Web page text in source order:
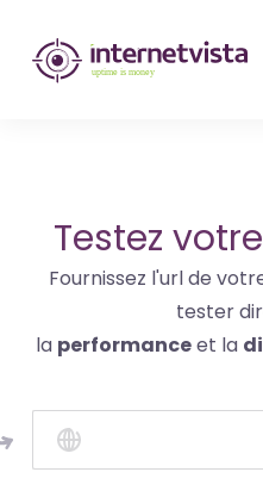
internetvista
monitoring
site
web
et
de
services
internet-
Uptime
is
Testez
Fournissez l'url de
tester
la performanceet la